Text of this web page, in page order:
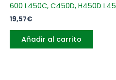
600 L450C, C450D, H450D
19,57€
Añadir al carrito